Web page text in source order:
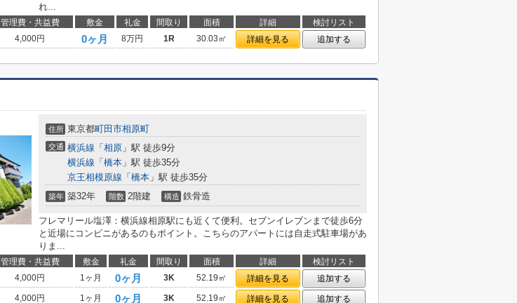
れ...
管理費・共益費 敷金 礼金 間取り 面積 詳細
検討リスト
4,000円 0ヶ月 8万円 1R 30.03㎡ 詳細を見る 追加する
住所 東京都町田市相原町
交通 横浜線 「 相原 」駅 徒歩9分
横浜線 「 橋本 」駅 徒歩35分
京王相模原線 「 橋本 」駅 徒歩35分
築年 築32年 階数 2階建 構造 鉄骨造
フレマリール塩澤：横浜線相原駅にも近くて便利。セブンイレブンまで徒歩6分
と近場にコンビニがあるのもポイント。こちらのアパートには自走式駐車場があ
りま...
管理費・共益費 敷金 礼金 間取り 面積 詳細
検討リスト
4,000円 1ヶ月 0ヶ月 3K 52.19㎡ 詳細を見る
追加する
4,000円 1ヶ月 0ヶ月 3K 52.19㎡ 詳細を見る 追加する